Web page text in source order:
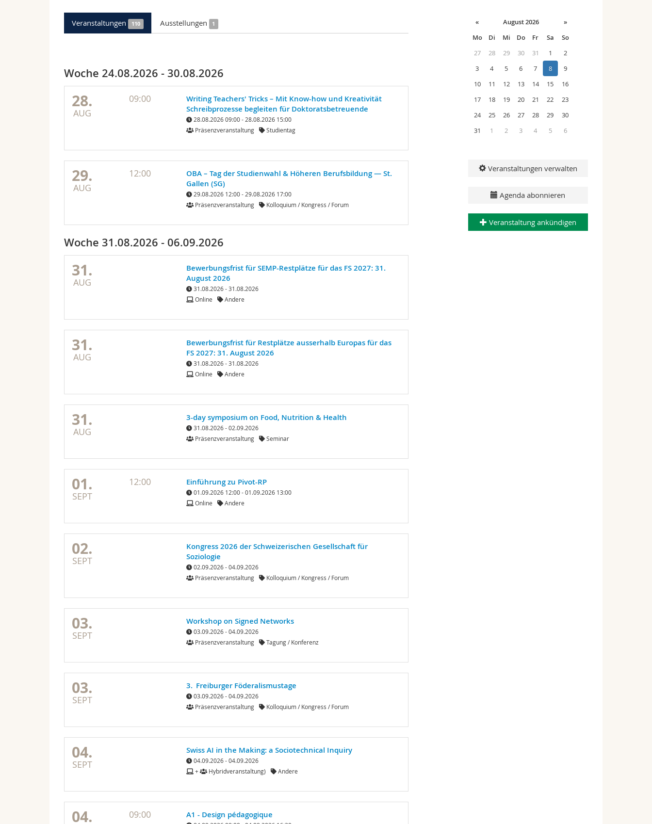
Veranstaltungen 110 Ausstellungen 1
Woche 24.08.2026 - 30.08.2026
28.
AUG
09:00
Writing Teachers' Tricks – Mit Know-how und Kreativität
Schreibprozesse begleiten für Doktoratsbetreuende
28.08.2026 09:00 - 28.08.2026 15:00
Präsenzveranstaltung
Studientag
29.
AUG
12:00
OBA – Tag der Studienwahl & Höheren Berufsbildung — St.
Gallen (SG)
29.08.2026 12:00 - 29.08.2026 17:00
Präsenzveranstaltung
Kolloquium / Kongress / Forum
Woche 31.08.2026 - 06.09.2026
31.
AUG
Bewerbungsfrist für SEMP-Restplätze für das FS 2027: 31.
August 2026
31.08.2026 - 31.08.2026
Online
Andere
31.
AUG
Bewerbungsfrist für Restplätze ausserhalb Europas für das
FS 2027: 31. August 2026
31.08.2026 - 31.08.2026
Online
Andere
31.
AUG
3-day symposium on Food, Nutrition & Health
31.08.2026 - 02.09.2026
Präsenzveranstaltung
Seminar
01.
SEPT
12:00 Einführung zu Pivot-RP
01.09.2026 12:00 - 01.09.2026 13:00
Online
Andere
02.
SEPT
Kongress 2026 der Schweizerischen Gesellschaft für
Soziologie
02.09.2026 - 04.09.2026
Präsenzveranstaltung
Kolloquium / Kongress / Forum
03.
SEPT
Workshop on Signed Networks
03.09.2026 - 04.09.2026
Präsenzveranstaltung
Tagung / Konferenz
03.
SEPT
3. Freiburger Föderalismustage
03.09.2026 - 04.09.2026
Präsenzveranstaltung
Kolloquium / Kongress / Forum
04.
SEPT
Swiss AI in the Making: a Sociotechnical Inquiry
04.09.2026 - 04.09.2026
+
Hybridveranstaltung) Andere
04. 09:00 A1 - Design pédagogique
« August 2026
»
Mo
Di Mi Do Fr Sa
So
27
28 29 30 31 1
2
3
4 5 6 7 8
9
10
11 12 13 14 15
16
17
18 19 20 21 22
23
24
25 26 27 28 29
30
31
1 2 3 4 5 6
Veranstaltungen verwalten
Agenda abonnieren
Veranstaltung ankündigen